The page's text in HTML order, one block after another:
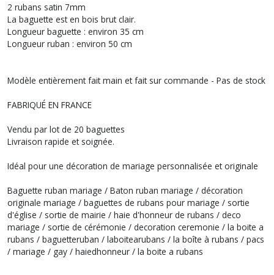
2 rubans satin 7mm
La baguette est en bois brut clair.
Longueur baguette : environ 35 cm
Longueur ruban : environ 50 cm
Modèle entièrement fait main et fait sur commande - Pas de stock
FABRIQUÉ EN FRANCE
Vendu par lot de 20 baguettes
Livraison rapide et soignée.
Idéal pour une décoration de mariage personnalisée et originale
Baguette ruban mariage / Baton ruban mariage / décoration
originale mariage / baguettes de rubans pour mariage / sortie
d'église / sortie de mairie / haie d'honneur de rubans / deco
mariage / sortie de cérémonie / decoration ceremonie / la boite a
rubans / baguetteruban / laboitearubans / la boîte à rubans / pacs
/ mariage / gay / haiedhonneur / la boite a rubans